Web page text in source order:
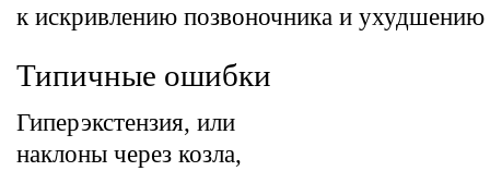
к искривлению позвоночника и ухудшению
Типичные ошибки
Гиперэкстензия, или
наклоны через козла,